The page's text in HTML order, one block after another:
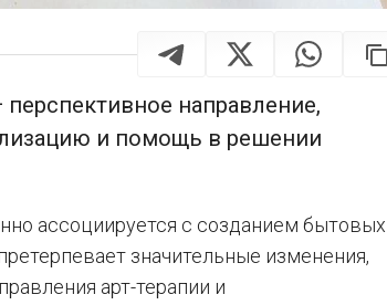
направление,
и помощь в решении
ассоциируется с созданием бытовых
значительные изменения,
арт-терапии и